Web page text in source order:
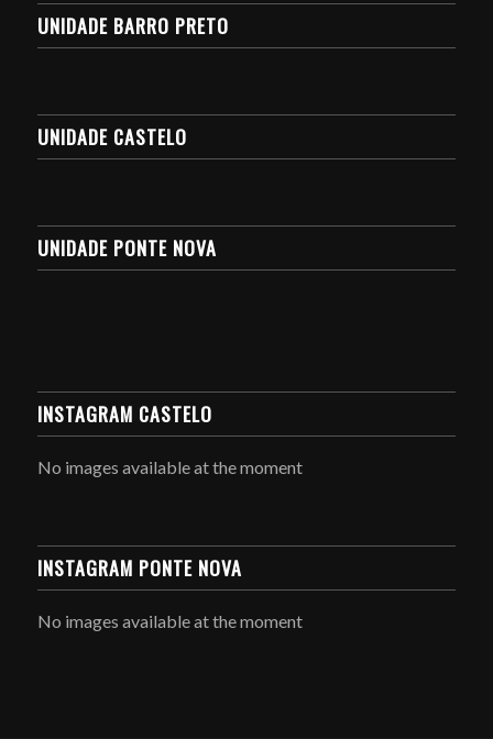
UNIDADE BARRO PRETO
UNIDADE CASTELO
UNIDADE PONTE NOVA
INSTAGRAM CASTELO
No images available at the moment
INSTAGRAM PONTE NOVA
No images available at the moment